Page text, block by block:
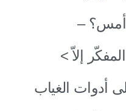
أمس؟
إلاّ